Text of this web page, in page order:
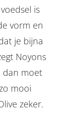
is
vorm en
je bijna
Noyons
dan moet
mooi
zeker.